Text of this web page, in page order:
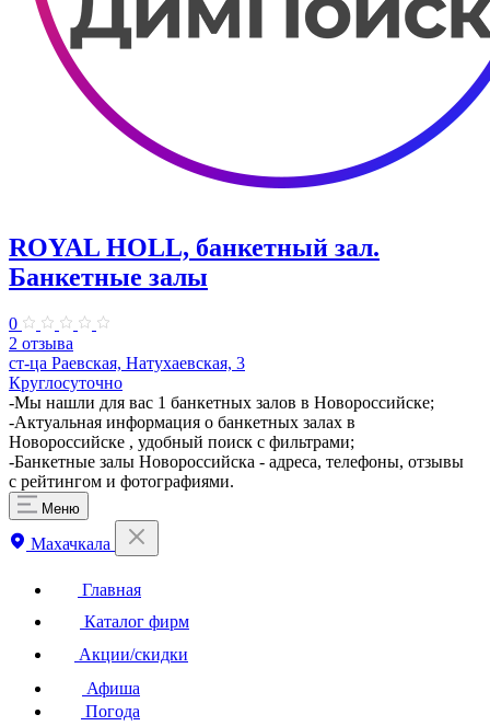
ROYAL HOLL, банкетный зал.
Банкетные залы
0
2 отзыва
ст-ца Раевская, Натухаевская, 3
Круглосуточно
-Мы нашли для вас 1 банкетных залов в Новороссийске;
-Актуальная информация о банкетных залах в
Новороссийске , удобный поиск с фильтрами;
-Банкетные залы Новороссийска - адреса, телефоны, отзывы
с рейтингом и фотографиями.
Меню
Махачкала
Главная
Каталог фирм
Акции/скидки
Афиша
Погода